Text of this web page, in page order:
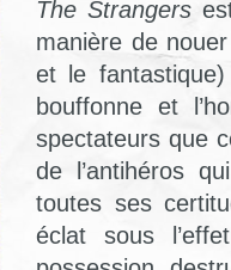
The Strangers
manière de
et le
bouffonne et
spectateurs que
de l’antihéros
toutes ses
éclat sous